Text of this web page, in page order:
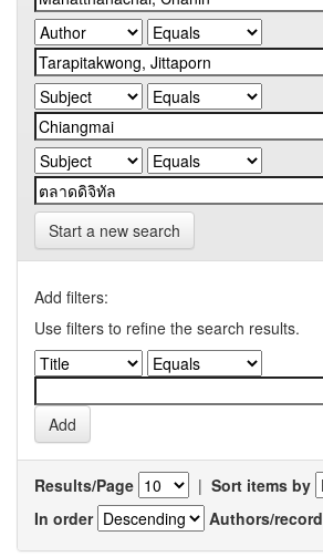
Start a new search
Add filters:
Use filters to refine the search results.
Results/Page | Sort items by
In order
Authors/record